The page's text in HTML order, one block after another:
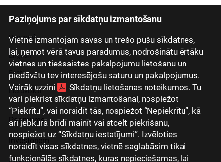
Paziņojums par sīkdatņu izmantošanu
Vietnē izmantojam savas un trešo pušu sīkdatnes,
lai, ņemot vērā tavus paradumus, nodrošinātu ērtāku
vietnes un tiešsaistes pakalpojumu lietošanu un
piedāvātu tev interesējošu saturu un pakalpojumus.
Vairāk uzzini
Sīkdatņu lietošanas noteikumos. Tu
vari piekrist sīkdatņu izmantošanai, nospiežot
“Piekrītu”, vai noraidīt tās, nospiežot “Nepiekrītu”, kā
arī jebkurā brīdī mainīt vai atcelt piekrišanu,
nospiežot uz “Sīkdatņu iestatījumi”. Izvēloties
noraidīt visas sīkdatnes, vietnē saglabāsim tikai
funkcionālās sīkdatnes, kuras nepieciešamas, lai
Latviski
Русский
English
Eesti
Lietuviškai
Par mums
Investoriem